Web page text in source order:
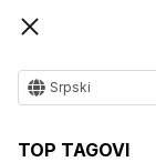
Srpski
TOP TAGOVI